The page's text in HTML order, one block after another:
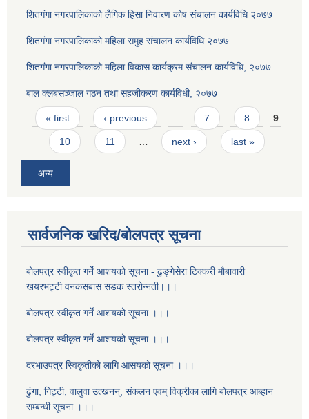
शितगंगा नगरपालिकाको लैगिक हि‌सा निवारण कोष संचालन कार्यविधि २०७७
शितगंगा नगरपालिकाको महिला समुह संचालन कार्यविधि २०७७
शितगंगा नगरपालिकाको महिला विकास कार्यक्रम संचालन कार्यविधि, २०७७
बाल क्लबसञ्जाल गठन तथा सहजीकरण कार्यविधी, २०७७
Pages
« first ‹ previous 7 8 9
10 11 next › last »
अन्य
सार्वजनिक खरिद/बोलपत्र सूचना
बोलपत्र स्वीकृत गर्ने आशयको सूचना - ढुङ्गेसेरा टिक्करी मौबावारी
खयरभट्टी वनकसबास सडक स्तरोन्नती।।।
बोलपत्र स्वीकृत गर्ने आशयको सूचना ।।।
बोलपत्र स्वीकृत गर्ने आशयको सूचना ।।।
दरभाउपत्र स्विकृतीको लागि आसयको सूचना ।।।
ढुंगा, गिट्टी, वालुवा उत्खनन्, संकलन एवम् विक्रीका लागि बोलपत्र आब्हान
सम्बन्धी सूचना ।।।